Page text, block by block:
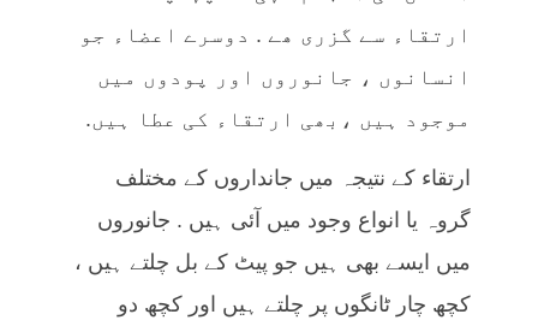
ارتقاء سے گزری ھے . دوسرے اعضاء جو
انسانوں ، جانوروں اور پودوں میں
موجود ہیں ،بھی ارتقاء کی عطا ہیں.
ارتقاء کے نتیجہ میں جانداروں کے مختلف
گروہ یا انواع وجود میں آئی ہیں . جانوروں
میں ایسے بھی ہیں جو پیٹ کے بل چلتے ہیں ،
کچھ چار ٹانگوں پر چلتے ہیں اور کچھ دو